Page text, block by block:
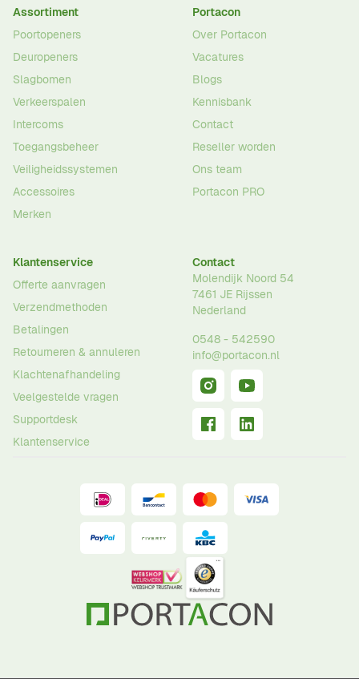
Assortiment
Poortopeners
Deuropeners
Slagbomen
Verkeerspalen
Intercoms
Toegangsbeheer
Veiligheidssystemen
Accessoires
Merken
Portacon
Over Portacon
Vacatures
Blogs
Kennisbank
Contact
Reseller worden
Ons team
Portacon PRO
Klantenservice
Offerte aanvragen
Verzendmethoden
Betalingen
Retourneren & annuleren
Klachtenafhandeling
Veelgestelde vragen
Supportdesk
Klantenservice
Contact
Molendijk Noord 54
7461 JE Rijssen
Nederland
0548 - 542590
info@portacon.nl